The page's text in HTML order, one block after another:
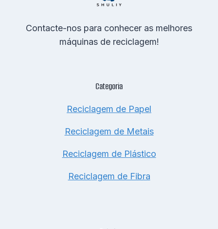
Contacte-nos para conhecer as melhores
máquinas de reciclagem!
Categoria
Reciclagem de Papel
Reciclagem de Metais
Reciclagem de Plástico
Reciclagem de Fibra